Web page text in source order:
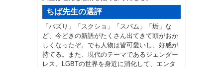
ちば先生の選評
「バズり」「スクショ」「スパム」「垢」な
ど、今どきの新語がたくさん出てきて頭がおか
しくなったぞ。でも人物は皆可愛いし、好感が
持てる。また、現代のテーマであるジェンダー
レス、LGBTの世界を身近に消化して、エンタ